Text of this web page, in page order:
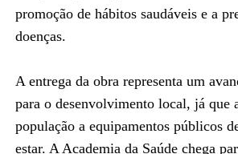
promoção de hábitos saudáveis e a
doenças.
A entrega da obra representa um
para o desenvolvimento local, já que
população a equipamentos públicos
estar. A Academia da Saúde chega